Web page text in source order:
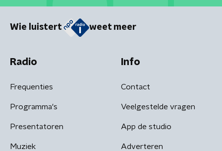
Wie luistert weet meer
Radio
Frequenties
Programma's
Presentatoren
Muziek
Info
Contact
Veelgestelde vragen
App de studio
Adverteren